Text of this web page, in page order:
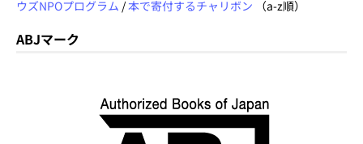
ウズNPOプログラム /本で寄付するチャリボン （a-z順）
ABJマーク